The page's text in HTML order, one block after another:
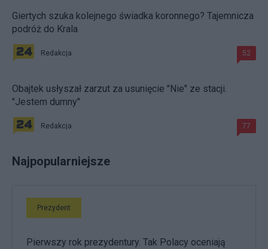
Giertych szuka kolejnego świadka koronnego? Tajemnicza
podróż do Krala
Redakcja 52
Obajtek usłyszał zarzut za usunięcie "Nie" ze stacji.
"Jestem dumny"
Redakcja 77
Najpopularniejsze
Prezydent
Pierwszy rok prezydentury. Tak Polacy oceniają